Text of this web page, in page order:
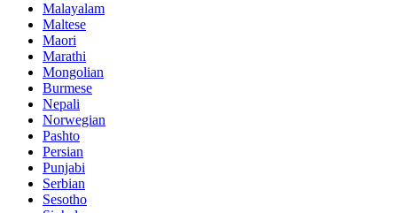
Malayalam
Maltese
Maori
Marathi
Mongolian
Burmese
Nepali
Norwegian
Pashto
Persian
Punjabi
Serbian
Sesotho